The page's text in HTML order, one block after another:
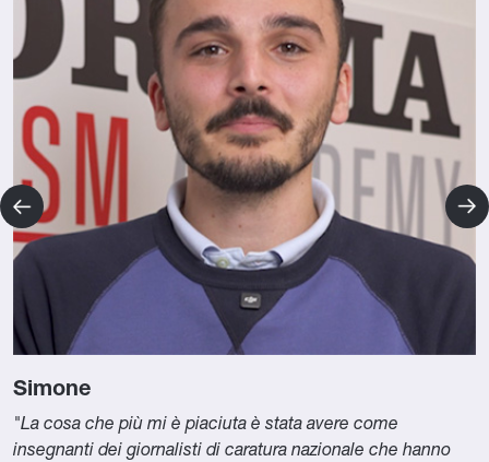
Simone
"La cosa che più mi è piaciuta è stata avere come
insegnanti dei giornalisti di caratura nazionale che hanno